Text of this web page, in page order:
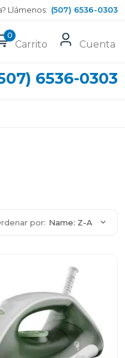
Llámenos: (507) 6536-0303
0
Carrito Cuenta
6536-0303
por: Name: Z-A